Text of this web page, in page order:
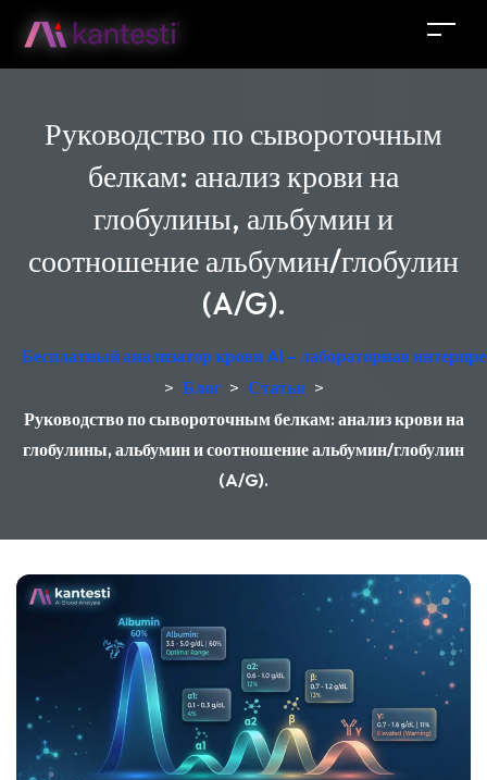
Руководство по сывороточным
белкам: анализ крови на
глобулины, альбумин и
соотношение альбумин/глобулин
(A/G).
Бесплатный анализатор крови AI – лабораторная
> Блог > Статьи >
Руководство по сывороточным белкам: анализ крови на
глобулины, альбумин и соотношение альбумин/глобулин
(A/G).